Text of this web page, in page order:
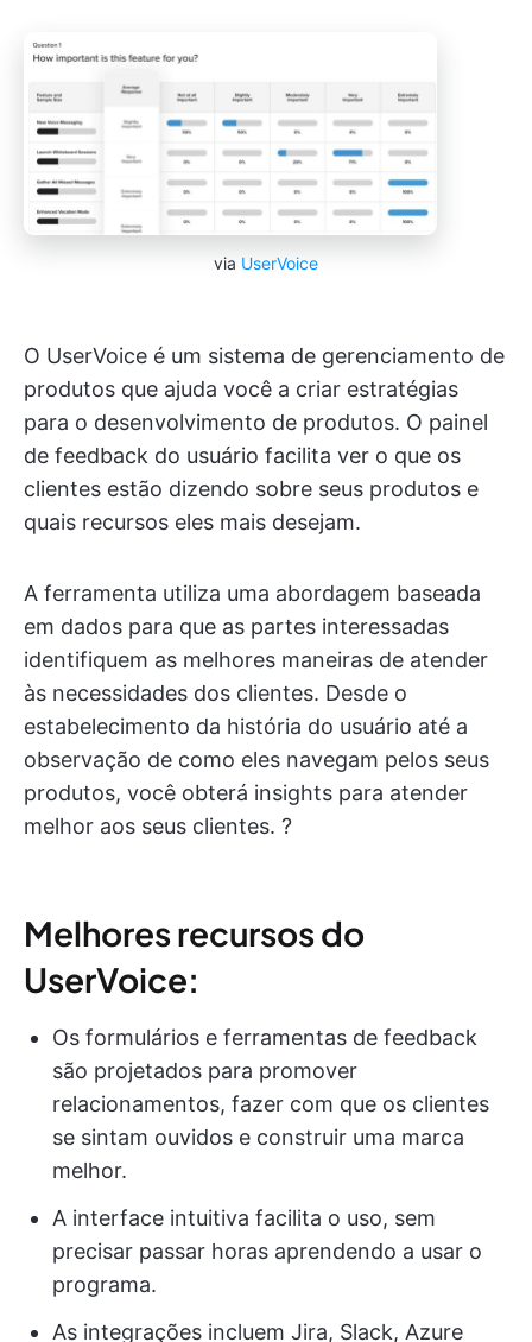
via UserVoice
O UserVoice é um sistema de gerenciamento de
produtos que ajuda você a criar estratégias
para o desenvolvimento de produtos. O painel
de feedback do usuário facilita ver o que os
clientes estão dizendo sobre seus produtos e
quais recursos eles mais desejam.
A ferramenta utiliza uma abordagem baseada
em dados para que as partes interessadas
identifiquem as melhores maneiras de atender
às necessidades dos clientes. Desde o
estabelecimento da história do usuário até a
observação de como eles navegam pelos seus
produtos, você obterá insights para atender
melhor aos seus clientes. ?
Melhores recursos do
UserVoice:
Os formulários e ferramentas de feedback
são projetados para promover
relacionamentos, fazer com que os clientes
se sintam ouvidos e construir uma marca
melhor.
A interface intuitiva facilita o uso, sem
precisar passar horas aprendendo a usar o
programa.
As integrações incluem Jira, Slack, Azure